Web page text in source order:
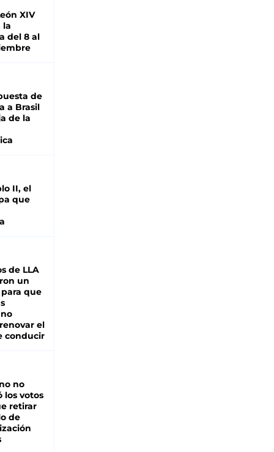
XIV
la
del 8 al
de
a Brasil
de la
II, el
que
de LLA
un
que
el
conducir
no
los votos
retirar
de